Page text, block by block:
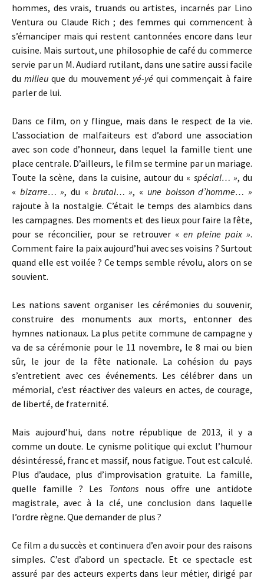
hommes, des vrais, truands ou artistes, incarnés par Lino
Ventura ou Claude Rich ; des femmes qui commencent à
s’émanciper mais qui restent cantonnées encore dans leur
cuisine. Mais surtout, une philosophie de café du commerce
servie par un M. Audiard rutilant, dans une satire aussi facile
du milieuque du mouvement yé-yéqui commençait à faire
parler de lui.
Dans ce film, on y flingue, mais dans le respect de la vie.
L’association de malfaiteurs est d’abord une association
avec son code d’honneur, dans lequel la famille tient une
place centrale. D’ailleurs, le film se termine par un mariage.
Toute la scène, dans la cuisine, autour du « spécial… », du
« bizarre… », du « brutal… », « une boisson d’homme… »
rajoute à la nostalgie. C’était le temps des alambics dans
les campagnes. Des moments et des lieux pour faire la fête,
pour se réconcilier, pour se retrouver « en pleine paix ».
Comment faire la paix aujourd’hui avec ses voisins ? Surtout
quand elle est voilée ? Ce temps semble révolu, alors on se
souvient.
Les nations savent organiser les cérémonies du souvenir,
construire des monuments aux morts, entonner des
hymnes nationaux. La plus petite commune de campagne y
va de sa cérémonie pour le 11 novembre, le 8 mai ou bien
sûr, le jour de la fête nationale. La cohésion du pays
s’entretient avec ces événements. Les célébrer dans un
mémorial, c’est réactiver des valeurs en actes, de courage,
de liberté, de fraternité.
Mais aujourd’hui, dans notre république de 2013, il y a
comme un doute. Le cynisme politique qui exclut l’humour
désintéressé, franc et massif, nous fatigue. Tout est calculé.
Plus d’audace, plus d’improvisation gratuite. La famille,
quelle famille ? Les Tontons nous offre une antidote
magistrale, avec à la clé, une conclusion dans laquelle
l’ordre règne. Que demander de plus ?
Ce film a du succès et continuera d’en avoir pour des raisons
simples. C’est d’abord un spectacle. Et ce spectacle est
assuré par des acteurs experts dans leur métier, dirigé par